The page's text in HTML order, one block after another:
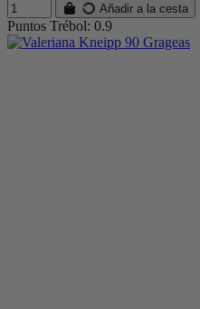
Añadir a la cesta
Puntos Trébol: 0.9